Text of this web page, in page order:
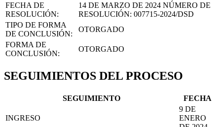
FECHA DE
RESOLUCIÓN:
14 DE MARZO DE 2024 NÚMERO DE
RESOLUCIÓN: 007715-2024/DSD
TIPO DE FORMA
DE CONCLUSIÓN:
OTORGADO
FORMA DE
CONCLUSIÓN:
OTORGADO
SEGUIMIENTOS DEL PROCESO
SEGUIMIENTO FECHA
INGRESO
9 DE
ENERO